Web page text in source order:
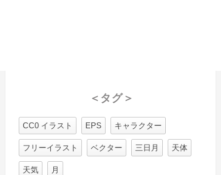
＜タグ＞
CC0 イラスト EPS キャラクター
フリーイラスト ベクター 三日月 天体
天気 月